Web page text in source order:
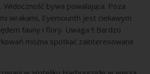
Widoczność bywa powalająca. Poza
wrakami, Eyemounth jest ciekawym
fauny i flory. Uwaga !! Bardzo
można spotkać zainteresowane